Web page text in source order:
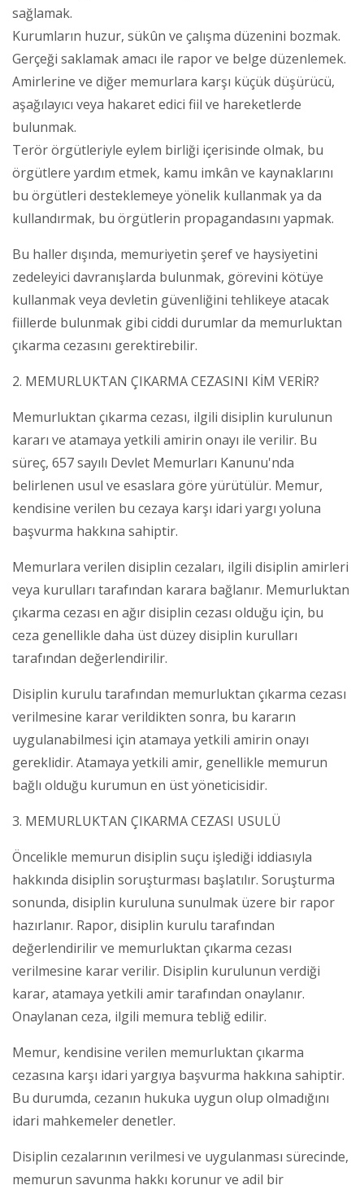
sağlamak.
Kurumların huzur, sükûn ve çalışma düzenini bozmak.
Gerçeği saklamak amacı ile rapor ve belge düzenlemek.
Amirlerine ve diğer memurlara karşı küçük düşürücü,
aşağılayıcı veya hakaret edici fiil ve hareketlerde
bulunmak.
Terör örgütleriyle eylem birliği içerisinde olmak, bu
örgütlere yardım etmek, kamu imkân ve kaynaklarını
bu örgütleri desteklemeye yönelik kullanmak ya da
kullandırmak, bu örgütlerin propagandasını yapmak.
Bu haller dışında, memuriyetin şeref ve haysiyetini
zedeleyici davranışlarda bulunmak, görevini kötüye
kullanmak veya devletin güvenliğini tehlikeye atacak
fiillerde bulunmak gibi ciddi durumlar da memurluktan
çıkarma cezasını gerektirebilir.
2. MEMURLUKTAN ÇIKARMA CEZASINI KİM VERİR?
Memurluktan çıkarma cezası, ilgili disiplin kurulunun
kararı ve atamaya yetkili amirin onayı ile verilir. Bu
süreç, 657 sayılı Devlet Memurları Kanunu'nda
belirlenen usul ve esaslara göre yürütülür. Memur,
kendisine verilen bu cezaya karşı idari yargı yoluna
başvurma hakkına sahiptir.
Memurlara verilen disiplin cezaları, ilgili disiplin amirleri
veya kurulları tarafından karara bağlanır. Memurluktan
çıkarma cezası en ağır disiplin cezası olduğu için, bu
ceza genellikle daha üst düzey disiplin kurulları
tarafından değerlendirilir.
Disiplin kurulu tarafından memurluktan çıkarma cezası
verilmesine karar verildikten sonra, bu kararın
uygulanabilmesi için atamaya yetkili amirin onayı
gereklidir. Atamaya yetkili amir, genellikle memurun
bağlı olduğu kurumun en üst yöneticisidir.
3. MEMURLUKTAN ÇIKARMA CEZASI USULÜ
Öncelikle memurun disiplin suçu işlediği iddiasıyla
hakkında disiplin soruşturması başlatılır. Soruşturma
sonunda, disiplin kuruluna sunulmak üzere bir rapor
hazırlanır. Rapor, disiplin kurulu tarafından
değerlendirilir ve memurluktan çıkarma cezası
verilmesine karar verilir. Disiplin kurulunun verdiği
karar, atamaya yetkili amir tarafından onaylanır.
Onaylanan ceza, ilgili memura tebliğ edilir.
Memur, kendisine verilen memurluktan çıkarma
cezasına karşı idari yargıya başvurma hakkına sahiptir.
Bu durumda, cezanın hukuka uygun olup olmadığını
idari mahkemeler denetler.
Disiplin cezalarının verilmesi ve uygulanması sürecinde,
memurun savunma hakkı korunur ve adil bir